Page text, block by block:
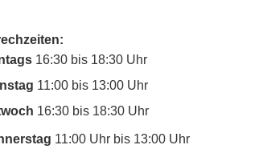
16:30 bis 18:30 Uhr
11:00 bis 13:00 Uhr
16:30 bis 18:30 Uhr
11:00 Uhr bis 13:00 Uhr